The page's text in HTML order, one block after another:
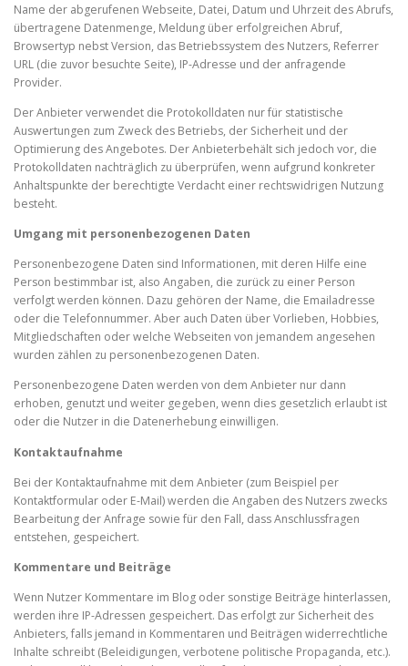
Name der abgerufenen Webseite, Datei, Datum und Uhrzeit des Abrufs,
übertragene Datenmenge, Meldung über erfolgreichen Abruf,
Browsertyp nebst Version, das Betriebssystem des Nutzers, Referrer
URL (die zuvor besuchte Seite), IP-Adresse und der anfragende
Provider.
Der Anbieter verwendet die Protokolldaten nur für statistische
Auswertungen zum Zweck des Betriebs, der Sicherheit und der
Optimierung des Angebotes. Der Anbieterbehält sich jedoch vor, die
Protokolldaten nachträglich zu überprüfen, wenn aufgrund konkreter
Anhaltspunkte der berechtigte Verdacht einer rechtswidrigen Nutzung
besteht.
Umgang mit personenbezogenen Daten
Personenbezogene Daten sind Informationen, mit deren Hilfe eine
Person bestimmbar ist, also Angaben, die zurück zu einer Person
verfolgt werden können. Dazu gehören der Name, die Emailadresse
oder die Telefonnummer. Aber auch Daten über Vorlieben, Hobbies,
Mitgliedschaften oder welche Webseiten von jemandem angesehen
wurden zählen zu personenbezogenen Daten.
Personenbezogene Daten werden von dem Anbieter nur dann
erhoben, genutzt und weiter gegeben, wenn dies gesetzlich erlaubt ist
oder die Nutzer in die Datenerhebung einwilligen.
Kontaktaufnahme
Bei der Kontaktaufnahme mit dem Anbieter (zum Beispiel per
Kontaktformular oder E-Mail) werden die Angaben des Nutzers zwecks
Bearbeitung der Anfrage sowie für den Fall, dass Anschlussfragen
entstehen, gespeichert.
Kommentare und Beiträge
Wenn Nutzer Kommentare im Blog oder sonstige Beiträge hinterlassen,
werden ihre IP-Adressen gespeichert. Das erfolgt zur Sicherheit des
Anbieters, falls jemand in Kommentaren und Beiträgen widerrechtliche
Inhalte schreibt (Beleidigungen, verbotene politische Propaganda, etc.).